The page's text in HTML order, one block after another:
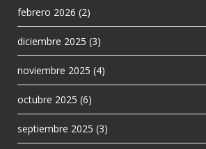
febrero 2026 (2)
diciembre 2025 (3)
noviembre 2025 (4)
octubre 2025 (6)
septiembre 2025 (3)